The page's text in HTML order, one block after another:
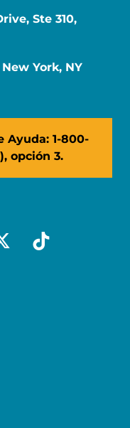
Ste 310,
New York, NY
Ayuda: 1-800-
opción 3.
x-socialtiktok